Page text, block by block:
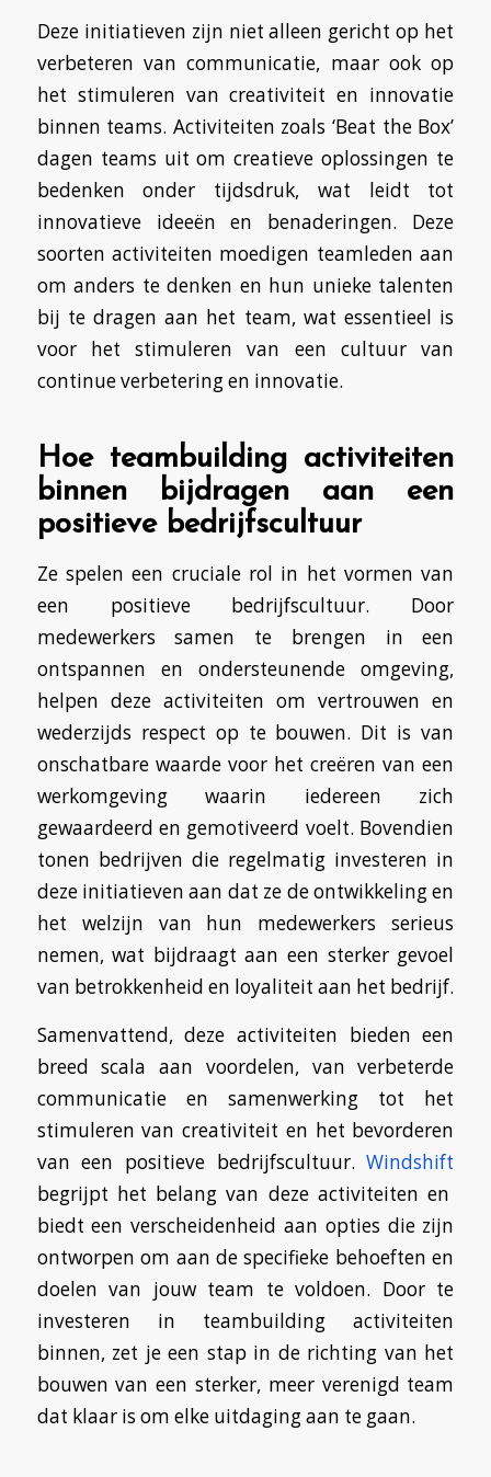
Deze initiatieven zijn niet alleen gericht op het
verbeteren van communicatie, maar ook op
het stimuleren van creativiteit en innovatie
binnen teams. Activiteiten zoals ‘Beat the Box’
dagen teams uit om creatieve oplossingen te
bedenken onder tijdsdruk, wat leidt tot
innovatieve ideeën en benaderingen. Deze
soorten activiteiten moedigen teamleden aan
om anders te denken en hun unieke talenten
bij te dragen aan het team, wat essentieel is
voor het stimuleren van een cultuur van
continue verbetering en innovatie.
Hoe teambuilding activiteiten
binnen bijdragen aan een
positieve bedrijfscultuur
Ze spelen een cruciale rol in het vormen van
een positieve bedrijfscultuur. Door
medewerkers samen te brengen in een
ontspannen en ondersteunende omgeving,
helpen deze activiteiten om vertrouwen en
wederzijds respect op te bouwen. Dit is van
onschatbare waarde voor het creëren van een
werkomgeving waarin iedereen zich
gewaardeerd en gemotiveerd voelt. Bovendien
tonen bedrijven die regelmatig investeren in
deze initiatieven aan dat ze de ontwikkeling en
het welzijn van hun medewerkers serieus
nemen, wat bijdraagt aan een sterker gevoel
van betrokkenheid en loyaliteit aan het bedrijf.
Samenvattend, deze activiteiten bieden een
breed scala aan voordelen, van verbeterde
communicatie en samenwerking tot het
stimuleren van creativiteit en het bevorderen
van een positieve bedrijfscultuur.Windshift
begrijpt het belang van deze activiteiten en
biedt een verscheidenheid aan opties die zijn
ontworpen om aan de specifieke behoeften en
doelen van jouw team te voldoen. Door te
investeren in teambuilding activiteiten
binnen, zet je een stap in de richting van het
bouwen van een sterker, meer verenigd team
dat klaar is om elke uitdaging aan te gaan.